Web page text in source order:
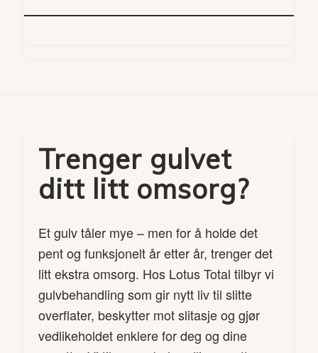
Trenger gulvet
ditt litt omsorg?
Et gulv tåler mye – men for å holde det
pent og funksjonelt år etter år, trenger det
litt ekstra omsorg. Hos Lotus Total tilbyr vi
gulvbehandling som gir nytt liv til slitte
overflater, beskytter mot slitasje og gjør
vedlikeholdet enklere for deg og dine